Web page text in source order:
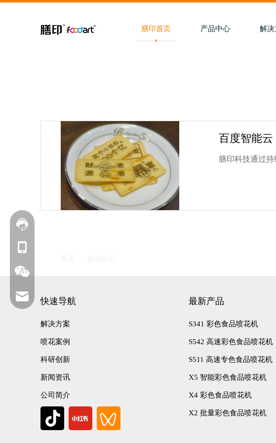
膳印首页 产品中心 解决
百度智能
膳印科技通过
快速导航
解决方案
喷花案例
科研创新
新闻资讯
公司简介
最新产品
S341 彩色食品喷花机
S542 高速彩色食品喷花机
S511 高速专色食品喷花机
X5 智能彩色食品喷花机
X4 彩色食品喷花机
X2 批量彩色食品喷花机
service@foodarttech.com